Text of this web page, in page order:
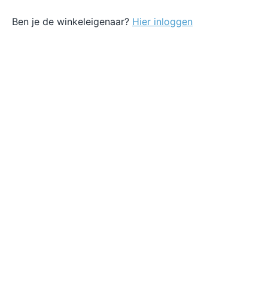
Ben je de winkeleigenaar? Hier inloggen